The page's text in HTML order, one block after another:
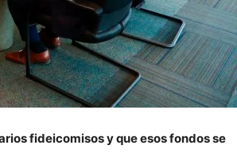
fideicomisos y que esos fondos se